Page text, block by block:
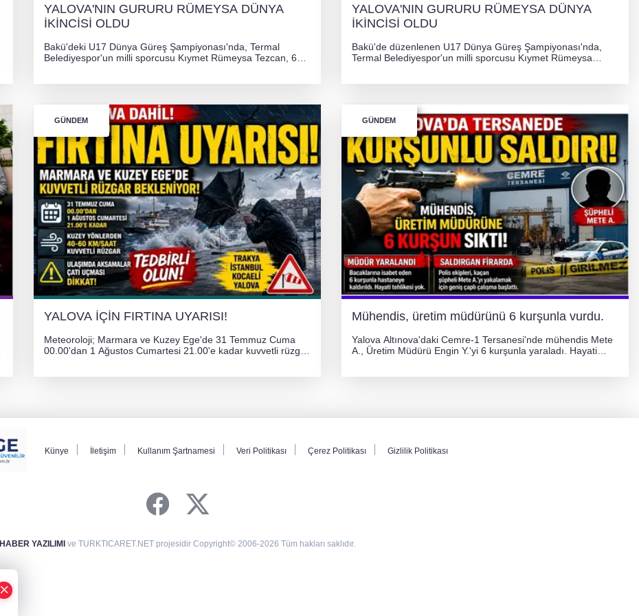
YALOVA'NIN GURURU RÜMEYSA DÜNYA
İKİNCİSİ OLDU
Bakü'deki U17 Dünya Güreş Şampiyonası'nda, Termal
Belediyespor'un milli sporcusu Kıymet Rümeysa Tezcan, 69
YALOVA'NIN GURURU RÜMEYSA DÜNYA
İKİNCİSİ OLDU
Bakü'de düzenlenen U17 Dünya Güreş Şampiyonası'nda,
Termal Belediyespor'un milli sporcusu Kıymet Rümeysa
GÜNDEM
YALOVA İÇİN FIRTINA UYARISI!
Meteoroloji; Marmara ve Kuzey Ege'de 31 Temmuz Cuma
00.00'dan 1 Ağustos Cumartesi 21.00'e kadar kuvvetli rüzgar
GÜNDEM
Mühendis, üretim müdürünü 6 kurşunla vurdu.
Yalova Altınova'daki Cemre-1 Tersanesi'nde mühendis Mete
A., Üretim Müdürü Engin Y.'yi 6 kurşunla yaraladı. Hayati
Künye İletişim Kullanım Şartnamesi Veri Politikası Çerez Politikası Gizlilik Politikası
HABER YAZILIMI ve TURKTICARET.NET projesidir Copyright© 2006-2026 Tüm hakları saklıdır.